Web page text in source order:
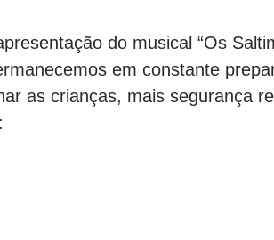
do musical “Os
em constante
as crianças, mais segurança